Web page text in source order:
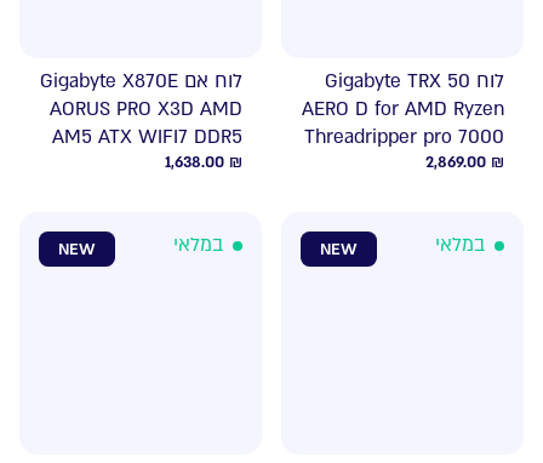
לוח Gigabyte TRX 50
AERO D for AMD Ryzen
Threadripper pro 7000
2,869.00 ₪
לוח אם Gigabyte X870E
AORUS PRO X3D AMD
AM5 ATX WIFI7 DDR5
1,638.00 ₪
NEW במלאי NEW במלאי